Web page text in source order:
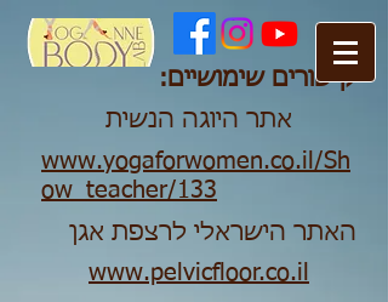
קישורים שימושיים:
אתר היוגה הנשית
www.yogaforwomen.co.il/Sh
ow_teacher/133
האתר הישראלי לרצפת אגן
www.pelvicfloor.co.il